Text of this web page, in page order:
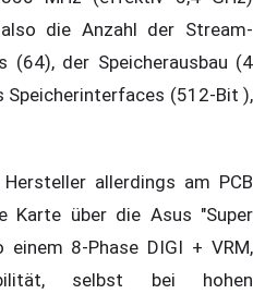
die Anzahl der Stream-
(64), der Speicherausbau (4
Speicherinterfaces (512-Bit ),
allerdings am PCB
Karte über die Asus "Super
einem 8-Phase DIGI + VRM,
selbst bei hohen